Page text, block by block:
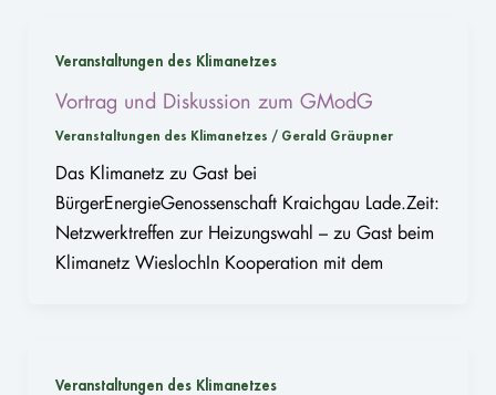
Veranstaltungen des Klimanetzes
Vortrag und Diskussion zum GModG
Veranstaltungen des Klimanetzes / Gerald Gräupner
Das Klimanetz zu Gast bei
BürgerEnergieGenossenschaft Kraichgau Lade.Zeit:
Netzwerktreffen zur Heizungswahl – zu Gast beim
Klimanetz WieslochIn Kooperation mit dem
Veranstaltungen des Klimanetzes